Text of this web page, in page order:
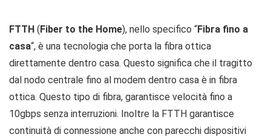
FTTH (Fiber to the Home), nello specifico “Fibra fino a
casa“, è una tecnologia che porta la fibra ottica
direttamente dentro casa. Questo significa che il tragitto
dal nodo centrale fino al modem dentro casa è in fibra
ottica. Questo tipo di fibra, garantisce velocità fino a
10gbps senza interruzioni. Inoltre la FTTH garantisce
continuità di connessione anche con parecchi dispositivi